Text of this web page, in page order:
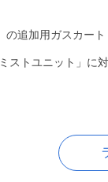
の追加用ガスカー
ストユニット」に